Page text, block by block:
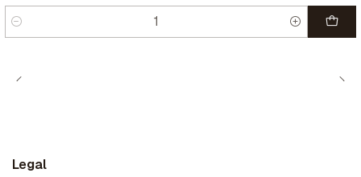
Cantidad
Legal